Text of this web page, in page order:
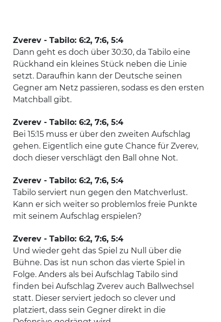
Zverev - Tabilo: 6:2, 7:6, 5:4
Dann geht es doch über 30:30, da Tabilo eine
Rückhand ein kleines Stück neben die Linie
setzt. Daraufhin kann der Deutsche seinen
Gegner am Netz passieren, sodass es den ersten
Matchball gibt.
Zverev - Tabilo: 6:2, 7:6, 5:4
Bei 15:15 muss er über den zweiten Aufschlag
gehen. Eigentlich eine gute Chance für Zverev,
doch dieser verschlägt den Ball ohne Not.
Zverev - Tabilo: 6:2, 7:6, 5:4
Tabilo serviert nun gegen den Matchverlust.
Kann er sich weiter so problemlos freie Punkte
mit seinem Aufschlag erspielen?
Zverev - Tabilo: 6:2, 7:6, 5:4
Und wieder geht das Spiel zu Null über die
Bühne. Das ist nun schon das vierte Spiel in
Folge. Anders als bei Aufschlag Tabilo sind
finden bei Aufschlag Zverev auch Ballwechsel
statt. Dieser serviert jedoch so clever und
platziert, dass sein Gegner direkt in die